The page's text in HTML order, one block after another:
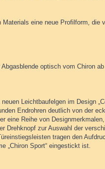
eine neue Profilform, die
optisch vom Chiron ab
Leichtbaufelgen im Design
Endrohren deutlich von der
eine Reihe von
Drehknopf zur Auswahl der
tragen den
„Chiron Sport“ eingestickt ist.